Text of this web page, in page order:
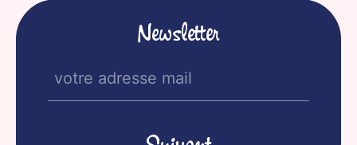
Newsletter
E-
mail